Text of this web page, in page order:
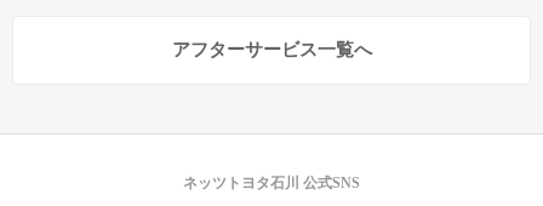
アフターサービス一覧へ
ネッツトヨタ石川 公式SNS